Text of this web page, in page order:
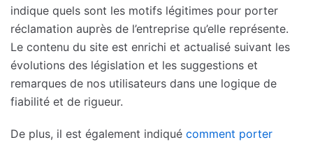
indique quels sont les motifs légitimes pour porter
réclamation auprès de l’entreprise qu’elle représente.
Le contenu du site est enrichi et actualisé suivant les
évolutions des législation et les suggestions et
remarques de nos utilisateurs dans une logique de
fiabilité et de rigueur.
De plus, il est également indiqué comment porter